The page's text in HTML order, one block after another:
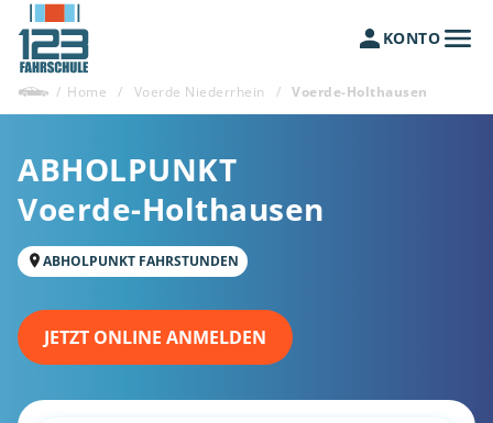
KONTO
/ Home / Voerde Niederrhein / Voerde-Holthausen
ABHOLPUNKT
Voerde-Holthausen
ABHOLPUNKT FAHRSTUNDEN
JETZT ONLINE ANMELDEN